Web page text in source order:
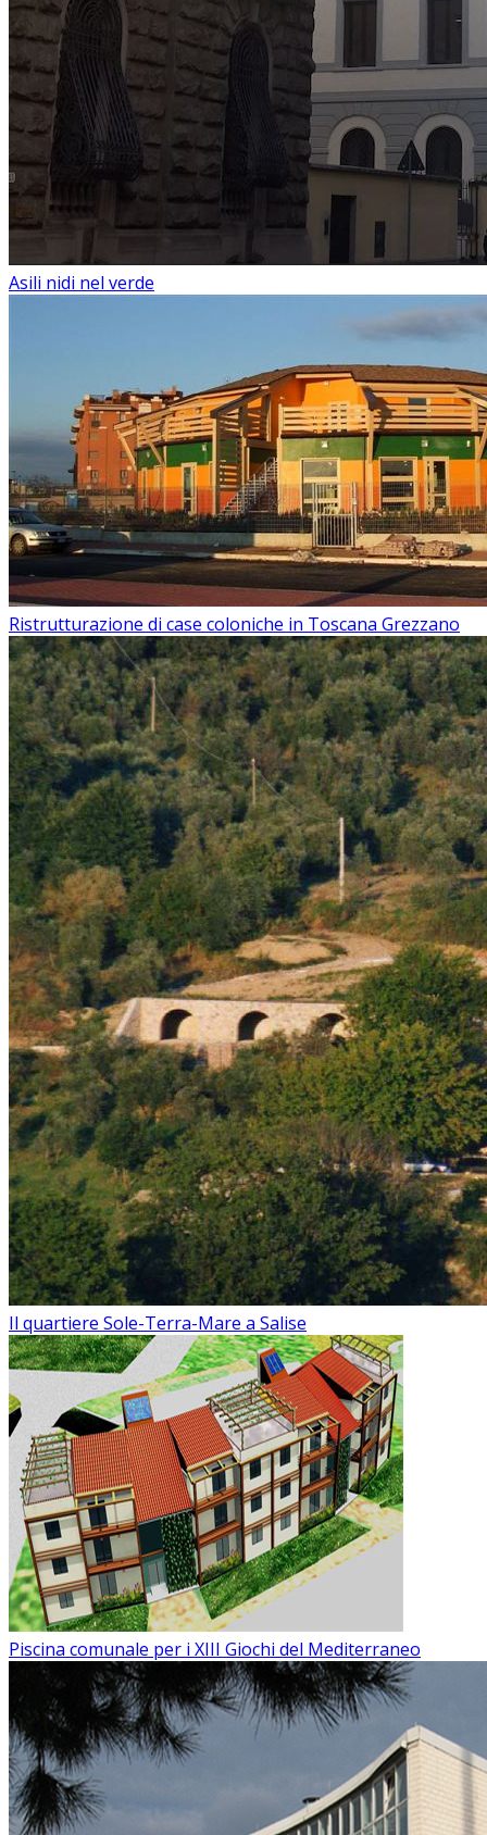
Asili nidi nel verde
Ristrutturazione di case coloniche in Toscana Grezzano
Il quartiere Sole-Terra-Mare a Salise
Piscina comunale per i XIII Giochi del Mediterraneo